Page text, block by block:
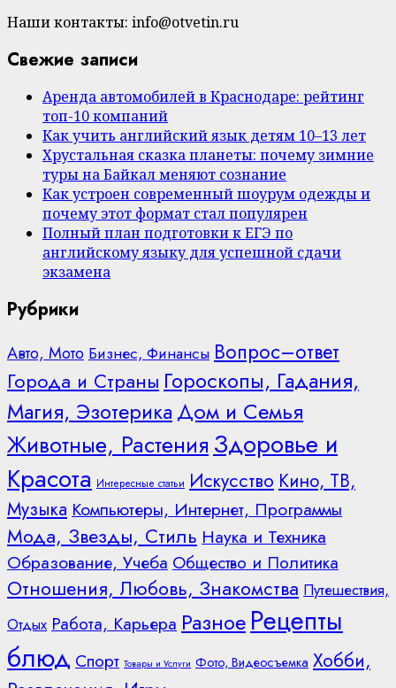
Наши контакты: info@otvetin.ru
Свежие записи
Аренда автомобилей в Краснодаре: рейтинг
топ-10 компаний
Как учить английский язык детям 10–13 лет
Хрустальная сказка планеты: почему зимние
туры на Байкал меняют сознание
Как устроен современный шоурум одежды и
почему этот формат стал популярен
Полный план подготовки к ЕГЭ по
английскому языку для успешной сдачи
экзамена
Рубрики
Авто, Мото Бизнес, Финансы Вопрос–ответ
Города и Страны Гороскопы, Гадания,
Магия, Эзотерика Дом и Семья
Животные, Растения Здоровье и
Красота Интересные статьи Искусство Кино, ТВ,
Музыка Компьютеры, Интернет, Программы
Мода, Звезды, Стиль Наука и Техника
Образование, Учеба Общество и Политика
Отношения, Любовь, Знакомства Путешествия,
Отдых Работа, Карьера Разное Рецепты
блюд Спорт Товары и Услуги Фото, Видеосъемка Хобби,